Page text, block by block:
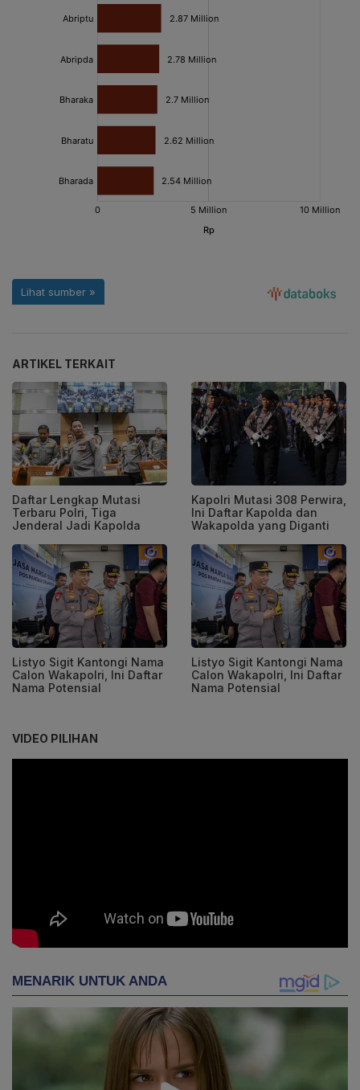
ARTIKEL TERKAIT
Daftar Lengkap Mutasi
Terbaru Polri, Tiga
Jenderal Jadi Kapolda
Kapolri Mutasi 308 Perwira,
Ini Daftar Kapolda dan
Wakapolda yang Diganti
Listyo Sigit Kantongi Nama
Calon Wakapolri, Ini Daftar
Nama Potensial
Listyo Sigit Kantongi Nama
Calon Wakapolri, Ini Daftar
Nama Potensial
VIDEO PILIHAN